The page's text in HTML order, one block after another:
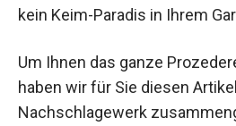
kein Keim-Paradis in Ihrem
Um Ihnen das ganze
haben wir für Sie diesen
Nachschlagewerk